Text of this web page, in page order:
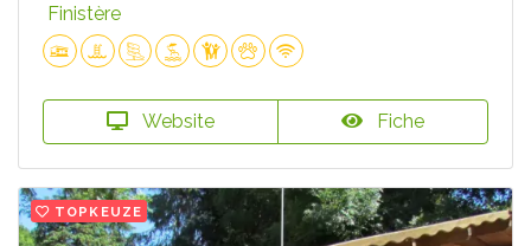
Finistère
Website Fiche
TOPKEUZE